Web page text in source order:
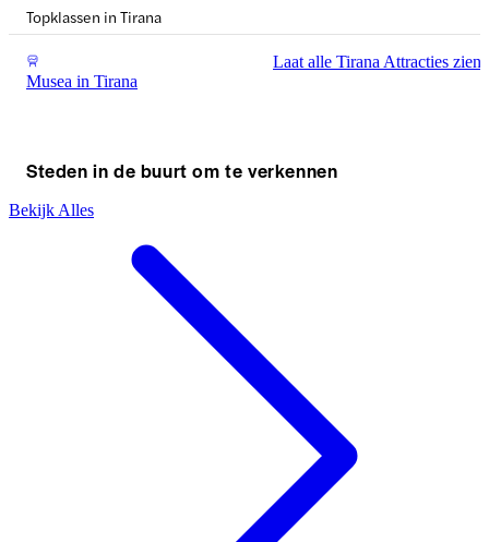
Topklassen in Tirana
Musea in Tirana
Laat alle Tirana Attracties zien
Steden in de buurt om te verkennen
Bekijk Alles